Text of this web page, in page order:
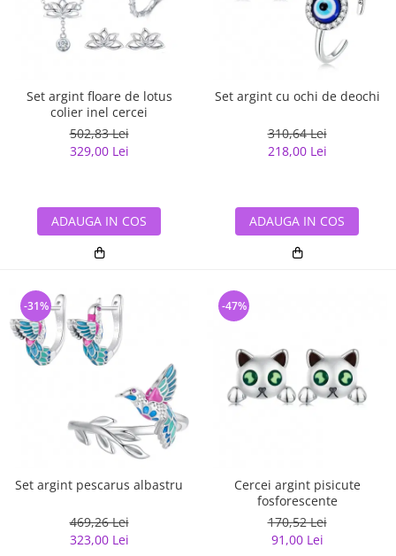
Set argint floare de lotus
colier inel cercei
502,83 Lei
329,00 Lei
ADAUGA IN COS
Set argint cu ochi de deochi
310,64 Lei
218,00 Lei
ADAUGA IN COS
Set argint pescarus albastru
469,26 Lei
323,00 Lei
-31%
Cercei argint pisicute
fosforescente
170,52 Lei
91,00 Lei
-47%